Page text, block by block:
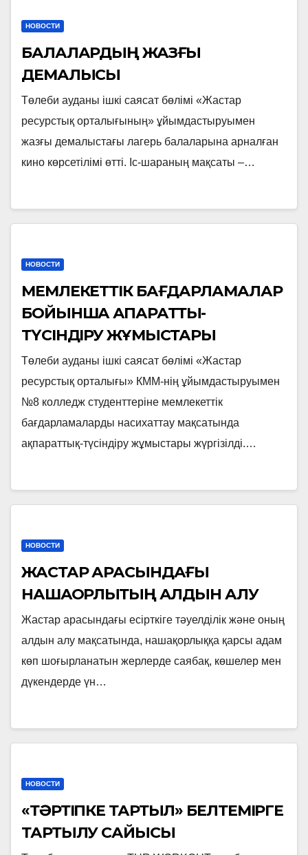
НОВОСТИ
БАЛАЛАРДЫҢ ЖАЗҒЫ
ДЕМАЛЫСЫ
Төлеби ауданы ішкі саясат бөлімі «Жастар
ресурстық орталығының» ұйымдастыруымен
жазғы демалыстағы лагерь балаларына арналған
кино көрсетілімі өтті. Іс-шараның мақсаты –…
НОВОСТИ
МЕМЛЕКЕТТІК БАҒДАРЛАМАЛАР
БОЙЫНША АҚПАРАТТЫҚ-
ТҮСІНДІРУ ЖҰМЫСТАРЫ
Төлеби ауданы ішкі саясат бөлімі «Жастар
ресурстық орталығы» КММ-нің ұйымдастыруымен
№8 колледж студенттеріне мемлекеттік
бағдарламаларды насихаттау мақсатында
ақпараттық-түсіндіру жұмыстары жүргізілді.…
НОВОСТИ
ЖАСТАР АРАСЫНДАҒЫ
НАШАҚОРЛЫҚТЫҢ АЛДЫН АЛУ
Жастар арасындағы есірткіге тәуелділік және оның
алдын алу мақсатында, нашақорлыққа қарсы адам
көп шоғырланатын жерлерде саябақ, көшелер мен
дүкендерде үн…
НОВОСТИ
«ТӘРТІПКЕ ТАРТЫЛ» БЕЛТЕМІРГЕ
ТАРТЫЛУ САЙЫСЫ